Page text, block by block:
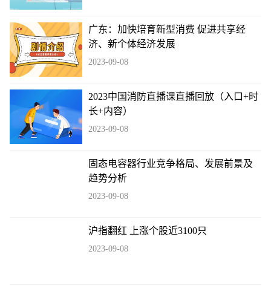
广东：加快培育新型消费 促进共享经
济、新个体经济发展
2023-09-08
2023中国消防直播课直播回放（入口+时
长+内容）
2023-09-08
固态电容器行业竞争格局、发展前景及
趋势分析
2023-09-08
沪指翻红 上涨个股近3100只
2023-09-08